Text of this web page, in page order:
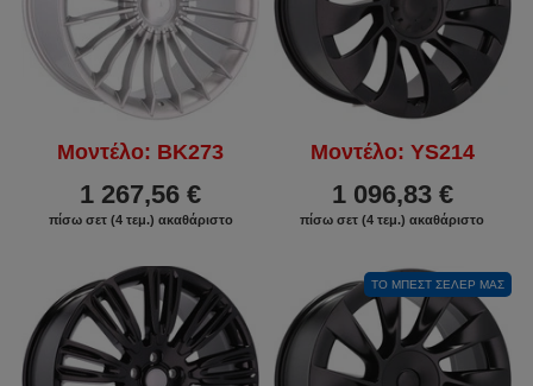
Μοντέλο: BK273
1 267,56 €
πίσω σετ (4 τεμ.) ακαθάριστο
Μοντέλο: YS214
1 096,83 €
πίσω σετ (4 τεμ.) ακαθάριστο
ΤΟ ΜΠΕΣΤ ΣΈΛΕΡ ΜΑΣ